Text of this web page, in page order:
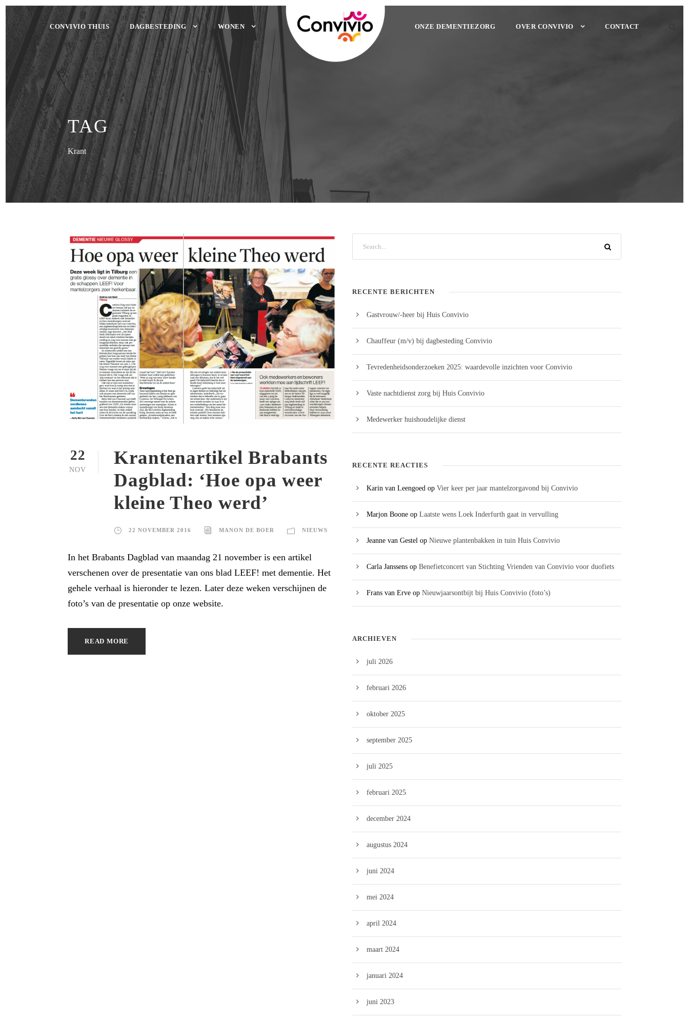
CONVIVIO THUIS DAGBESTEDING WONEN ONZE DEMENTIEZORG OVER CONVIVIO CONTACT
TAG
Krant
22
NOV
Krantenartikel Brabants
Dagblad: ‘Hoe opa weer
kleine Theo werd’
22 NOVEMBER 2016 MANON DE BOER NIEUWS
In het Brabants Dagblad van maandag 21 november is een artikel
verschenen over de presentatie van ons blad LEEF! met dementie. Het
gehele verhaal is hieronder te lezen. Later deze weken verschijnen de
foto’s van de presentatie op onze website.
READ MORE
RECENTE BERICHTEN
Gastvrouw/-heer bij Huis Convivio
Chauffeur (m/v) bij dagbesteding Convivio
Tevredenheidsonderzoeken 2025: waardevolle inzichten voor Convivio
Vaste nachtdienst zorg bij Huis Convivio
Medewerker huishoudelijke dienst
RECENTE REACTIES
Karin van Leengoed op Vier keer per jaar mantelzorgavond bij Convivio
Marjon Boone op Laatste wens Loek Inderfurth gaat in vervulling
Jeanne van Gestel op Nieuwe plantenbakken in tuin Huis Convivio
Carla Janssens op Benefietconcert van Stichting Vrienden van Convivio voor duofiets
Frans van Erve op Nieuwjaarsontbijt bij Huis Convivio (foto’s)
ARCHIEVEN
juli 2026
februari 2026
oktober 2025
september 2025
juli 2025
februari 2025
december 2024
augustus 2024
juni 2024
mei 2024
april 2024
maart 2024
januari 2024
juni 2023